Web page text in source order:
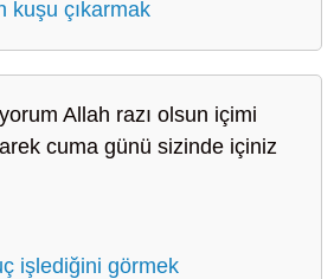
kuşu çıkarmak
Allah razı olsun içimi
cuma günü sizinde içiniz
işlediğini görmek